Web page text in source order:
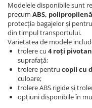
Modelele disponibile sunt
precum ABS,
protecția bagajelor și
din timpul transportului.
Varietatea de modele
trolere cu 4 roți
suprafață;
trolere pentru copii cu
culoare;
trolere ABS rigide și
opțiuni disponibile în